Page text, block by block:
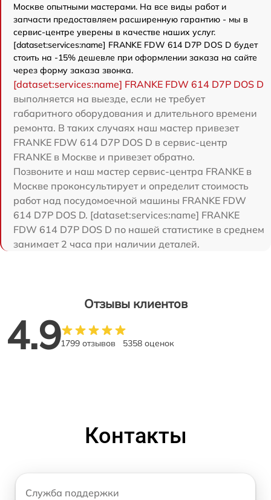
Москве опытными мастерами. На все виды работ и
запчасти предоставляем расширенную гарантию - мы в
сервис-центре уверены в качестве наших услуг.
[dataset:services:name] FRANKE FDW 614 D7P DOS D будет
стоить на -15% дешевле при оформлении заказа на сайте
через форму заказа звонка.
[dataset:services:name] FRANKE FDW 614 D7P DOS D
выполняется на выезде, если не требует
габаритного оборудования и длительного времени
ремонта. В таких случаях наш мастер привезет
FRANKE FDW 614 D7P DOS D в сервис-центр
FRANKE в Москве и привезет обратно.
Позвоните и наш мастер сервис-центра FRANKE в
Москве проконсультирует и определит стоимость
работ над посудомоечной машины FRANKE FDW
614 D7P DOS D. [dataset:services:name] FRANKE
FDW 614 D7P DOS D по нашей статистике в среднем
занимает 2 часа при наличии деталей.
Отзывы клиентов
4.91799 отзывов 5358 оценок
Контакты
Служба поддержки